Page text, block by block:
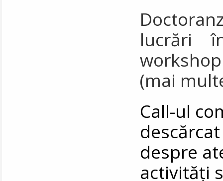
lucrări
(mai
Call-ul
despre
activități